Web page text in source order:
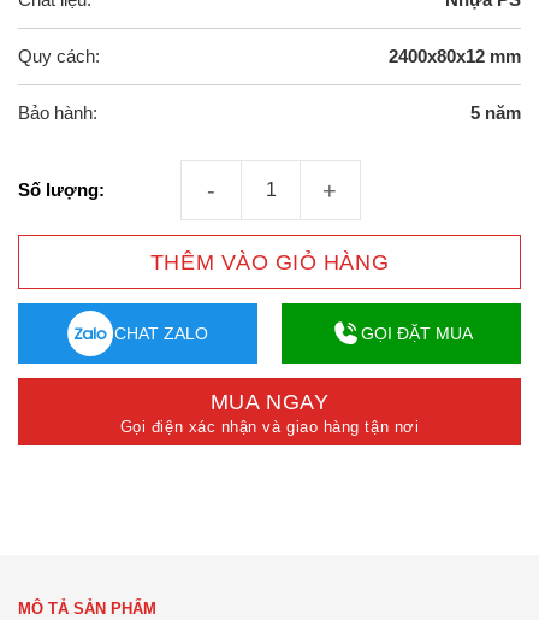
Quy cách: 2400x80x12 mm
Bảo hành: 5 năm
Số lượng:
THÊM VÀO GIỎ HÀNG
CHAT ZALO GỌI ĐẶT MUA
MUA NGAY
Gọi điện xác nhận và giao hàng tận nơi
MÔ TẢ SẢN PHẨM